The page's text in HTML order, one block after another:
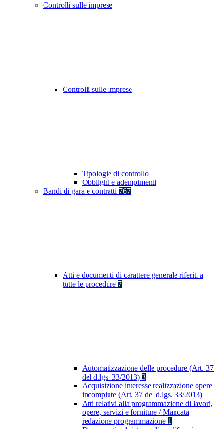
Controlli sulle imprese
Controlli sulle imprese
Tipologie di controllo
Obblighi e adempimenti
Bandi di gara e contratti 767
Atti e documenti di carattere generale riferiti a
tutte le procedure 7
Automatizzazione delle procedure (Art. 37
del d.lgs. 33/2013) 3
Acquisizione interesse realizzazione opere
incompiute (Art. 37 del d.lgs. 33/2013)
Atti relativi alla programmazione di lavori,
opere, servizi e forniture / Mancata
redazione programmazione 1